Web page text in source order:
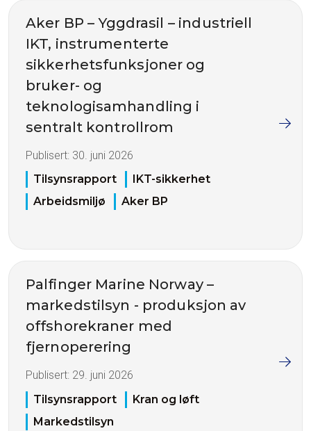
Aker BP – Yggdrasil – industriell
IKT, instrumenterte
sikkerhetsfunksjoner og
bruker- og
teknologisamhandling i
sentralt kontrollrom
Publisert: 30. juni 2026
Tilsynsrapport
IKT-sikkerhet
Arbeidsmiljø
Aker BP
Palfinger Marine Norway –
markedstilsyn - produksjon av
offshorekraner med
fjernoperering
Publisert: 29. juni 2026
Tilsynsrapport
Kran og løft
Markedstilsyn